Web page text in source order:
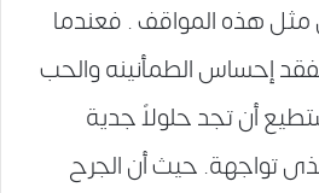
هذه المواقف . فعندما
إحساس الطمأنينه والحب
أن تجد حلولاً جدية
تواجهة. حيث أن الجرح